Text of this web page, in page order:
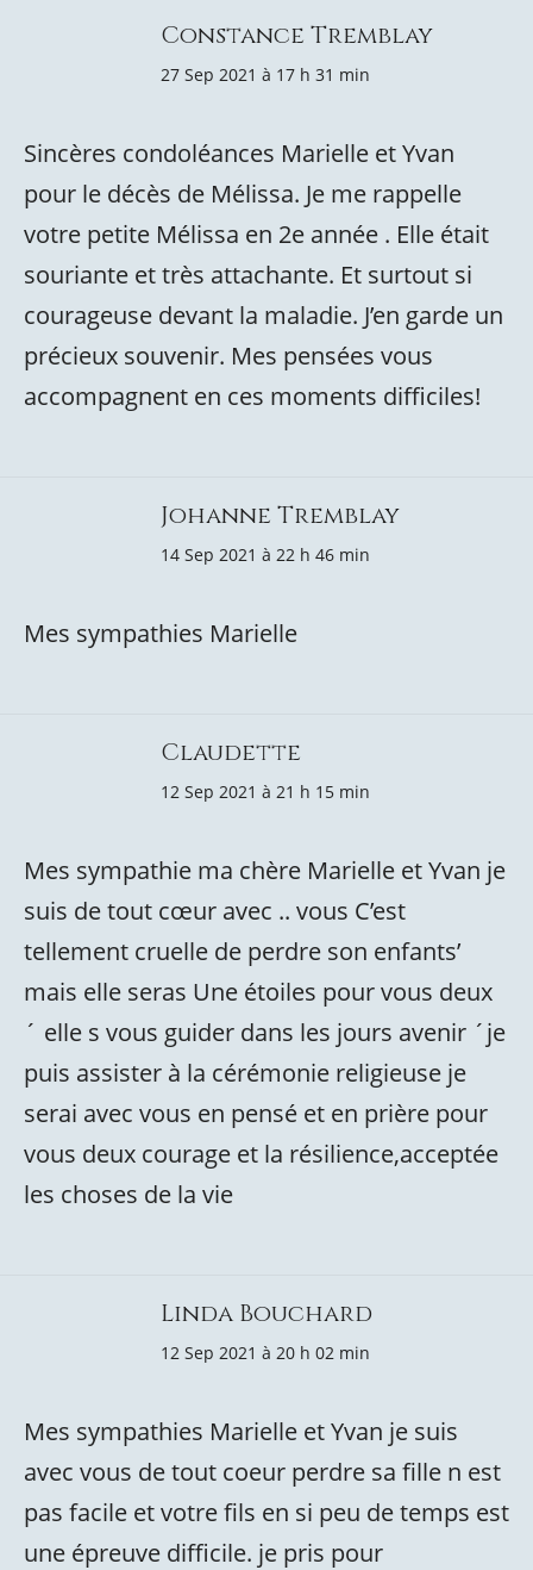
Constance Tremblay
27 Sep 2021 à 17 h 31 min
Sincères condoléances Marielle et Yvan
pour le décès de Mélissa. Je me rappelle
votre petite Mélissa en 2e année . Elle était
souriante et très attachante. Et surtout si
courageuse devant la maladie. J’en garde un
précieux souvenir. Mes pensées vous
accompagnent en ces moments difficiles!
Johanne Tremblay
14 Sep 2021 à 22 h 46 min
Mes sympathies Marielle
Claudette
12 Sep 2021 à 21 h 15 min
Mes sympathie ma chère Marielle et Yvan je
suis de tout cœur avec .. vous C’est
tellement cruelle de perdre son enfants’
mais elle seras Une étoiles pour vous deux
´ elle s vous guider dans les jours avenir ´je
puis assister à la cérémonie religieuse je
serai avec vous en pensé et en prière pour
vous deux courage et la résilience,acceptée
les choses de la vie
Linda Bouchard
12 Sep 2021 à 20 h 02 min
Mes sympathies Marielle et Yvan je suis
avec vous de tout coeur perdre sa fille n est
pas facile et votre fils en si peu de temps est
une épreuve difficile. je pris pour